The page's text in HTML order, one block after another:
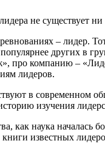
не существует ни
– лидер.
других в
про компанию –
лидеров.
в современном
изучения
как наука началась
известных